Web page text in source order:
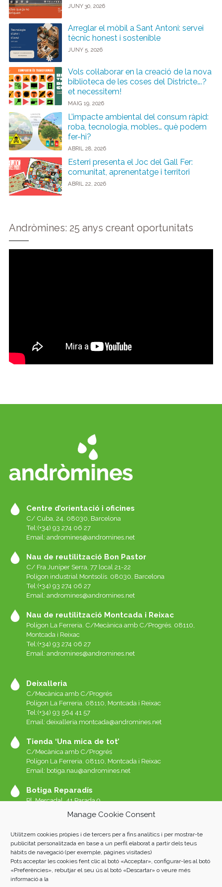
Manage Cookie Consent
Utilitzem cookies pròpies i de tercers per a fins analítics i per mostrar-te
publicitat personalitzada en base a un perfil elaborat a partir dels teus
hàbits de navegació (per exemple, pàgines visitades)
Pots acceptar les cookies fent clic al botó «Acceptar», configurar-les al botó
«Preferències», rebutjar el seu ús al botó «Descartar» o veure més
informació a la
JUNY 30, 2026
Arreglar el mòbil a Sant Antoni: servei
tècnic honest i sostenible
JUNY 5, 2026
Vols col·laborar en la creació de la nova
biblioteca de les coses del Districte….?
et necessitem!
MAIG 19, 2026
L’impacte ambiental del consum ràpid:
roba, tecnologia, mobles… què podem
fer-hi?
ABRIL 28, 2026
Esterri presenta el Joc del Gall Fer:
comunitat, aprenentatge i territori
ABRIL 22, 2026
Andròmines: 25 anys creant oportunitats
Centre d’orientació i oficines
C/ Cuba, 24. 08030, Barcelona
Tel:(+34) 93 274 06 27
Email: andromines@andromines.net
Nau de reutilització Bon Pastor
C/ Fra Juníper Serra, 77 local 21-22
Polígon industrial Montsolís. 08030, Barcelona
Tel:(+34) 93 274 06 27
Email: andromines@andromines.net
Nau de reutilització Montcada i Reixac
Polígon La Ferreria. C/Mecànica amb C/Progrés. 08110,
Montcada i Reixac
Tel:(+34) 93 274 06 27
Email: andromines@andromines.net
Deixalleria
C/Mecànica amb C/Progrés
Polígon La Ferreria. 08110, Montcada i Reixac
Tel:(+34) 93 564 41 57
Email: deixalleria.montcada@andromines.net
Tienda ‘Una mica de tot’
C/Mecànica amb C/Progrés
Polígon La Ferreria. 08110, Montcada i Reixac
Email: botiga.nau@andromines.net
Botiga Reparadís
Pl. Mercadal, 41 Parada 9
Galeries del Mercat de Sant Andreu. 08030 Barcelona
Whatssap 639-520-060
Botiga Una Mica de tot Sant Andreu
Pl. Mercadal, 41 Parada 8
Galeries del Mercat de Sant Andreu. 08030 Barcelona